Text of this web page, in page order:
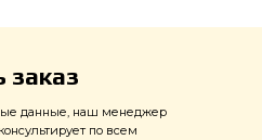
заказ
данные, наш менеджер
по всем